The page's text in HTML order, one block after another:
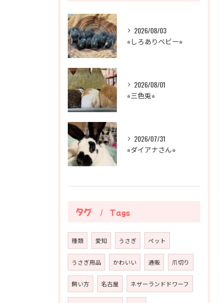
2026/08/03
⭐︎しろありベビー⭐︎
2026/08/01
⭐︎三色兎⭐︎
2026/07/31
⭐︎ダイアナさん⭐︎
タグ Tags
種類 愛知 うさぎ ペット
うさぎ用品 かわいい 通販 爪切り
飼い方 名古屋 ネザーランドドワーフ